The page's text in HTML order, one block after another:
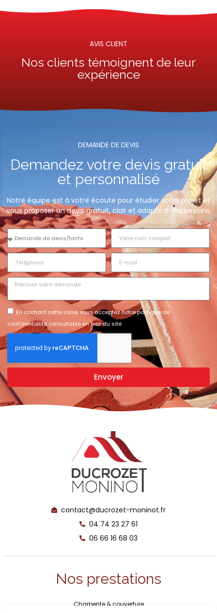
AVIS CLIENT
Nos clients témoignent de leur
expérience
DEMANDE DE DEVIS​
Demandez votre devis gratuit
et personnalisé
Notre équipe est à votre écoute pour étudier votre projet et
vous proposer un devis gratuit, clair et adapté à vos besoins.
En cochant cette case, vous acceptez notre politique de
confidentialité consultable en bas du site
Envoyer
contact@ducrozet-moninot.fr
04 74 23 27 61
06 66 16 68 03
Nos prestations
Charpente & couverture